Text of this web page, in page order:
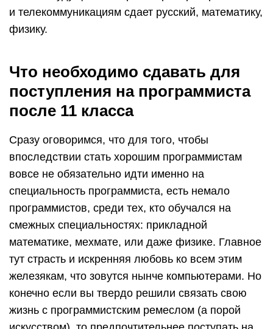
и телекоммуникациям сдает русский, математику,
физику.
Что необходимо сдавать для
поступления на программиста
после 11 класса
Сразу оговоримся, что для того, чтобы
впоследствии стать хорошим программистам
вовсе не обязательно идти именно на
специальность программиста, есть немало
программистов, среди тех, кто обучался на
смежных специальностях: прикладной
математике, мехмате, или даже физике. Главное
тут страсть и искренняя любовь ко всем этим
железякам, что зовутся нынче компьютерами. Но
конечно если вы твердо решили связать свою
жизнь с программистским ремеслом (а порой